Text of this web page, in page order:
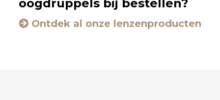
oogdruppels bij bestellen?
Ontdek al onze lenzenproducten